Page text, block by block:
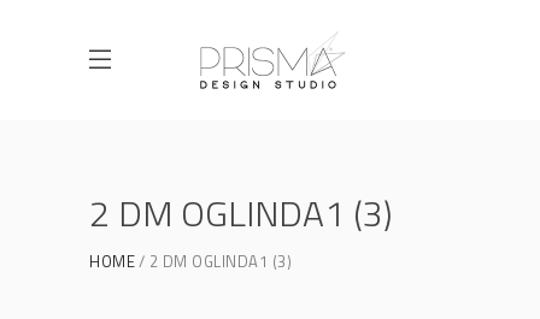
2 DM OGLINDA1 (3)
HOME 2 DM OGLINDA1 (3)